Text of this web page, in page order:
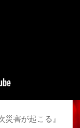
害が起こる』